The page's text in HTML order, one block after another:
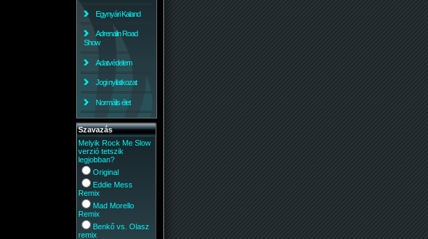
Egynyári Kaland
Adrenalin Road
Show
Adatvédelem
Jogi nyilatkozat
Normális élet
Szavazás
Melyik Rock Me Slow
verzió tetszik
legjobban?
Original
Eddie Mess
Remix
Mad Morello
Remix
Benkő vs. Olasz
remix